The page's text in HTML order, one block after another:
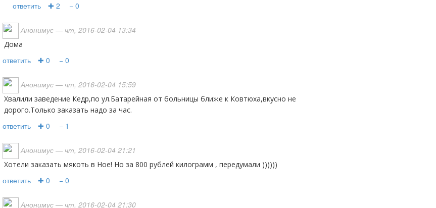
ответить ✚ 2 − 0
Анонимус — чт, 2016-02-04 13:34
Дома
ответить ✚ 0 − 0
Анонимус — чт, 2016-02-04 15:59
Хвалили заведение Кедр,по ул.Батарейная от больницы ближе к Ковтюха,вкусно не
дорого.Только заказать надо за час.
ответить ✚ 0 − 1
Анонимус — чт, 2016-02-04 21:21
Хотели заказать мякоть в Ное! Но за 800 рублей килограмм , передумали ))))))
ответить ✚ 0 − 0
Анонимус — чт, 2016-02-04 21:30